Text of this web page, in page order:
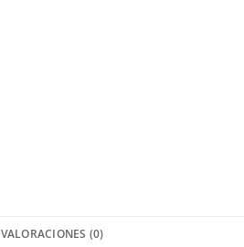
VALORACIONES (0)